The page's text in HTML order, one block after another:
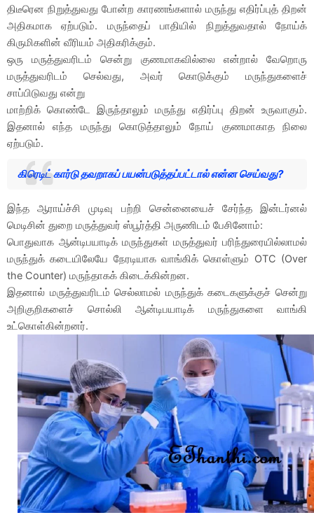
திடீரென நிறுத்துவது போன்ற காரணங்களால் மருந்து எதிர்ப்புத் திறன்
அதிகமாக ஏற்படும். மருந்தைப் பாதியில் நிறுத்துவதால் நோய்க்
கிருமிகளின் வீரியம் அதிகரிக்கும்.
ஒரு மருத்துவரிடம் சென்று குணமாகவில்லை என்றால் வேறொரு
மருத்துவரிடம் செல்வது, அவர் கொடுக்கும் மருந்துகளைச்
சாப்பிடுவது என்று
மாற்றிக் கொண்டே இருந்தாலும் மருந்து எதிர்ப்பு திறன் உருவாகும்.
இதனால் எந்த மருந்து கொடுத்தாலும் நோய் குணமாகாத நிலை
ஏற்படும்.
கிரெடிட் கார்டு தவறாகப் பயன்படுத்தப்பட்டால் என்ன செய்வது?
இந்த ஆராய்ச்சி முடிவு பற்றி சென்னையைச் சேர்ந்த இன்டர்னல்
மெடிசின் துறை மருத்துவர் ஸ்பூர்த்தி அருணிடம் பேசினோம்:
பொதுவாக ஆன்டிபயாடிக் மருந்துகள் மருத்துவர் பரிந்துரையில்லாமல்
மருந்துக் கடையிலேயே நேரடியாக வாங்கிக் கொள்ளும் OTC (Over
the Counter) மருந்தாகக் கிடைக்கின்றன.
இதனால் மருத்துவரிடம் செல்லாமல் மருந்துக் கடைகளுக்குச் சென்று
அறிகுறிகளைச் சொல்லி ஆன்டிபயாடிக் மருந்துகளை வாங்கி
உட்கொள்கின்றனர்.